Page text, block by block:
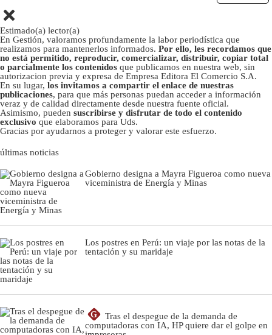
Estimado(a) lector(a)
En Gestión, valoramos profundamente la labor periodística que
realizamos para mantenerlos informados. Por ello, les recordamos que
no está permitido, reproducir, comercializar, distribuir, copiar total
o parcialmente los contenidos que publicamos en nuestra web, sin
autorizacion previa y expresa de Empresa Editora El Comercio S.A.
En su lugar, los invitamos a compartir el enlace de nuestras
publicaciones, para que más personas puedan acceder a información
veraz y de calidad directamente desde nuestra fuente oficial.
Asimismo, pueden suscribirse y disfrutar de todo el contenido
exclusivo que elaboramos para Uds.
Gracias por ayudarnos a proteger y valorar este esfuerzo.
últimas noticias
Gobierno designa a Mayra Figueroa como nueva
viceministra de Energía y Minas
Los postres en Perú: un viaje por las notas de la
tentación y su maridaje
G
Tras el despegue de la demanda de
computadoras con IA, HP quiere dar el golpe en